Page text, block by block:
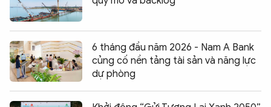
6 tháng đầu năm 2026 - Nam A Bank
củng cố nền tảng tài sản và năng lực
dự phòng